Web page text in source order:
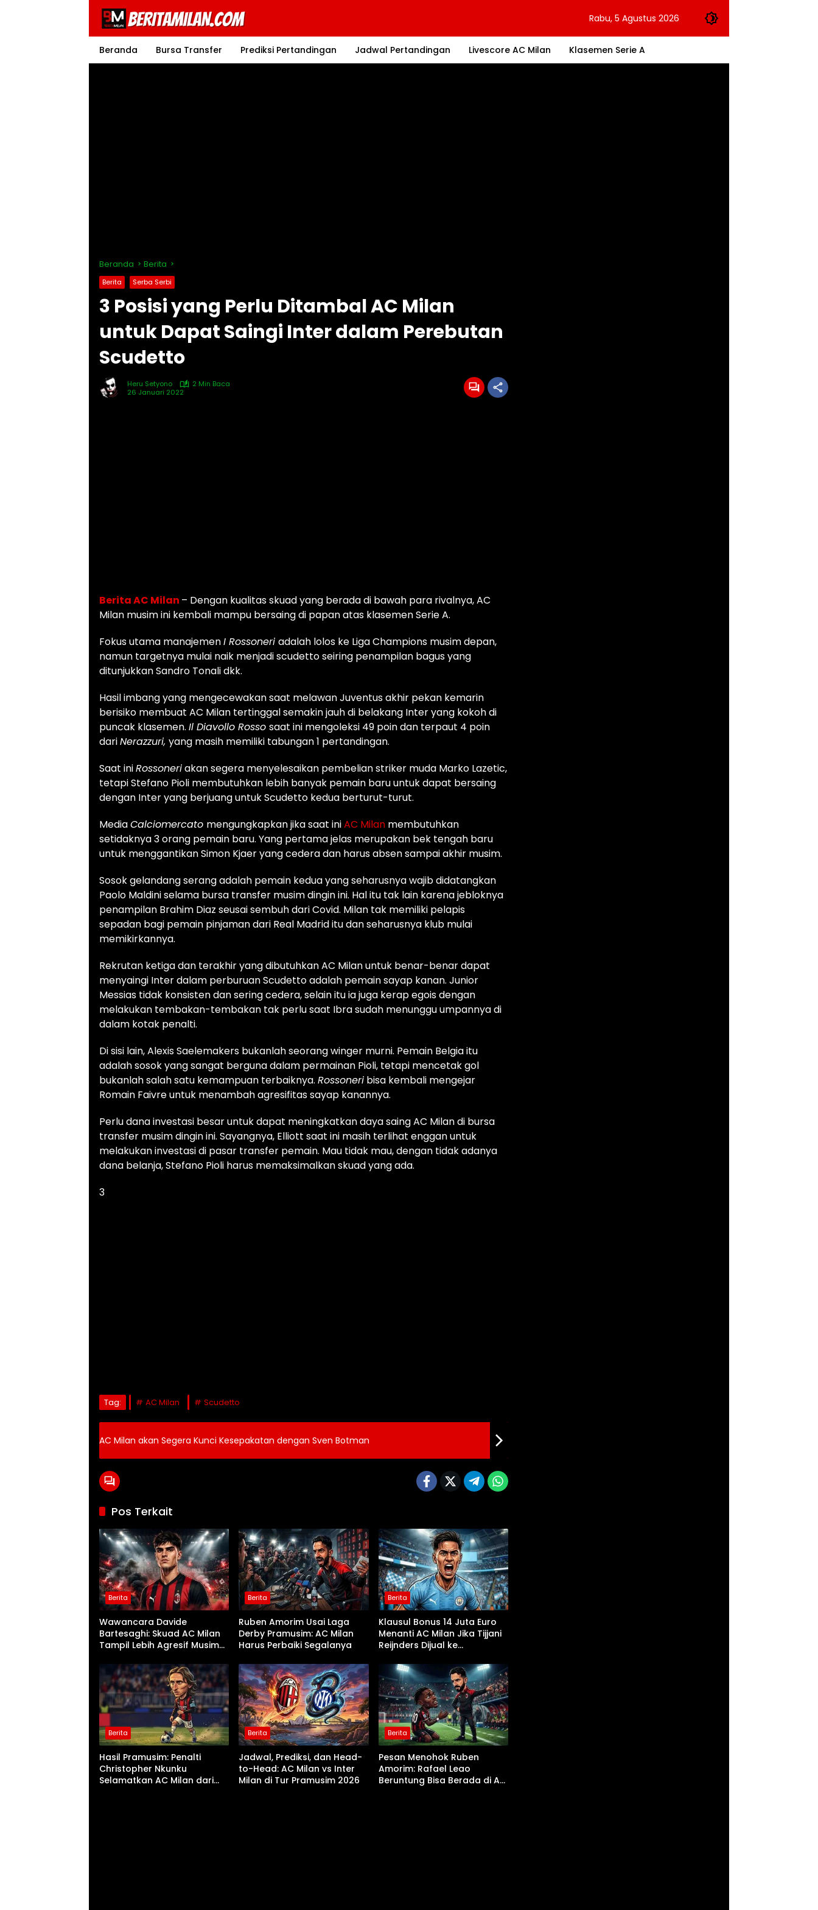
Rabu, 5 Agustus 2026
Beranda Bursa Transfer Prediksi Pertandingan Jadwal Pertandingan Livescore AC Milan Klasemen Serie A
Beranda Berita
Berita Serba Serbi
3 Posisi yang Perlu Ditambal AC Milan
untuk Dapat Saingi Inter dalam Perebutan
Scudetto
Heru Setyono
2 Min Baca
26 Januari 2022
Berita AC Milan – Dengan kualitas skuad yang berada di bawah para rivalnya, AC
Milan musim ini kembali mampu bersaing di papan atas klasemen Serie A.
Fokus utama manajemenI Rossoneri adalah lolos ke Liga Champions musim depan,
namun targetnya mulai naik menjadi scudetto seiring penampilan bagus yang
ditunjukkan Sandro Tonali dkk.
Hasil imbang yang mengecewakan saat melawan Juventus akhir pekan kemarin
berisiko membuat AC Milan tertinggal semakin jauh di belakang Inter yang kokoh di
puncak klasemen. Il Diavollo Rosso saat ini mengoleksi 49 poin dan terpaut 4 poin
dariNerazzuri, yang masih memiliki tabungan 1 pertandingan.
Saat iniRossoneriakan segera menyelesaikan pembelian striker muda Marko Lazetic,
tetapi Stefano Pioli membutuhkan lebih banyak pemain baru untuk dapat bersaing
dengan Inter yang berjuang untuk Scudetto kedua berturut-turut.
MediaCalciomercato mengungkapkan jika saat iniAC Milan membutuhkan
setidaknya 3 orang pemain baru. Yang pertama jelas merupakan bek tengah baru
untuk menggantikan Simon Kjaer yang cedera dan harus absen sampai akhir musim.
Sosok gelandang serang adalah pemain kedua yang seharusnya wajib didatangkan
Paolo Maldini selama bursa transfer musim dingin ini. Hal itu tak lain karena jebloknya
penampilan Brahim Diaz seusai sembuh dari Covid. Milan tak memiliki pelapis
sepadan bagi pemain pinjaman dari Real Madrid itu dan seharusnya klub mulai
memikirkannya.
Rekrutan ketiga dan terakhir yang dibutuhkan AC Milan untuk benar-benar dapat
menyaingi Inter dalam perburuan Scudetto adalah pemain sayap kanan. Junior
Messias tidak konsisten dan sering cedera, selain itu ia juga kerap egois dengan
melakukan tembakan-tembakan tak perlu saat Ibra sudah menunggu umpannya di
dalam kotak penalti.
Di sisi lain, Alexis Saelemakers bukanlah seorang winger murni. Pemain Belgia itu
adalah sosok yang sangat berguna dalam permainan Pioli, tetapi mencetak gol
bukanlah salah satu kemampuan terbaiknya. Rossoneri bisa kembali mengejar
Romain Faivre untuk menambah agresifitas sayap kanannya.
Perlu dana investasi besar untuk dapat meningkatkan daya saing AC Milan di bursa
transfer musim dingin ini. Sayangnya, Elliott saat ini masih terlihat enggan untuk
melakukan investasi di pasar transfer pemain. Mau tidak mau, dengan tidak adanya
dana belanja, Stefano Pioli harus memaksimalkan skuad yang ada.
3
Tag: AC Milan Scudetto
AC Milan akan Segera Kunci Kesepakatan dengan Sven Botman
Pos Terkait
Berita
Wawancara Davide
Bartesaghi: Skuad AC Milan
Tampil Lebih Agresif Musim
Berita
Ruben Amorim Usai Laga
Derby Pramusim: AC Milan
Harus Perbaiki Segalanya
Berita
Klausul Bonus 14 Juta Euro
Menanti AC Milan Jika Tijjani
Reijnders Dijual ke
Berita
Hasil Pramusim: Penalti
Christopher Nkunku
Selamatkan AC Milan dari
Berita
Jadwal, Prediksi, dan Head-
to-Head: AC Milan vs Inter
Milan di Tur Pramusim 2026
Berita
Pesan Menohok Ruben
Amorim: Rafael Leao
Beruntung Bisa Berada di AC